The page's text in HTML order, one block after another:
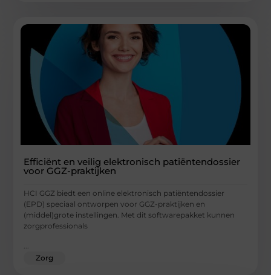
Efficiënt en veilig elektronisch patiëntendossier
voor GGZ-praktijken
HCI GGZ biedt een online elektronisch patiëntendossier
(EPD) speciaal ontworpen voor GGZ-praktijken en
(middel)grote instellingen. Met dit softwarepakket kunnen
zorgprofessionals
Zorg